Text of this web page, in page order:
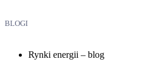
BLOGI
Rynki energii – blog